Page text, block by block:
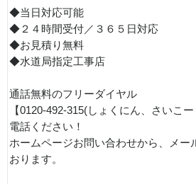
◆当日対応可能
◆２４時間受付／３６５日対応
◆お見積り無料
◆水道局指定工事店
通話無料のフリーダイヤル
【0120-492-315(しょくにん、さいこ
電話ください！
ホームページお問い合わせから、メー
おります。